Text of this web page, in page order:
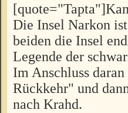
Die Insel Narkon
beiden die Insel
Legende der
Im Anschluss
Rückkehr" und
nach Krahd.